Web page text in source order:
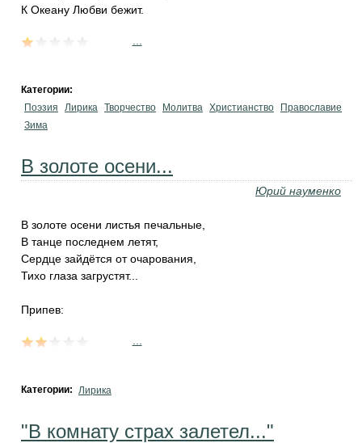
К Океану Любви бежит.
Категории:
Поэзия
Лирика Творчество Молитва Христианство
Православие
Зима
В золоте осени...
Юрий науменко
В золоте осени листья печальные,
В танце последнем летят,
Сердце зайдётся от очарования,
Тихо глаза загрустят...
Припев:
Категории: Лирика
"В комнату страх залетел..."